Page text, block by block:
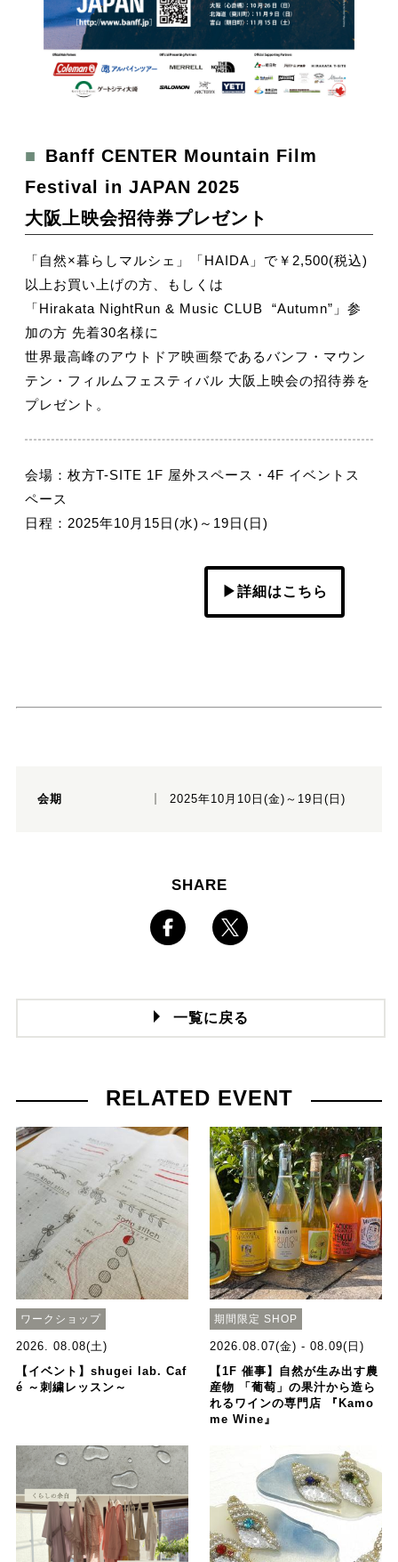
■Banff CENTER Mountain Film
Festival in JAPAN 2025
大阪上映会招待券プレゼント
「自然×暮らしマルシェ」「HAIDA」で￥2,500(税込)
以上お買い上げの方、もしくは
「Hirakata NightRun & Music CLUB “Autumn”」参
加の方 先着30名様に
世界最高峰のアウトドア映画祭であるバンフ・マウン
テン・フィルムフェスティバル 大阪上映会の招待券を
プレゼント。
会場：枚方T-SITE 1F 屋外スペース・4F イベントス
ペース
日程：2025年10月15日(水)～19日(日)
▶詳細はこちら
会期 2025年10月10日(金)～19日(日)
SHARE
一覧に戻る
RELATED EVENT
ワークショップ
2026. 08.08(土)
【イベント】shugei lab. Caf
é ～刺繍レッスン～
期間限定 SHOP
2026.08.07(金) - 08.09(日)
【1F 催事】自然が生み出す農
産物 「葡萄」の果汁から造ら
れるワインの専門店 『Kamo
me Wine』